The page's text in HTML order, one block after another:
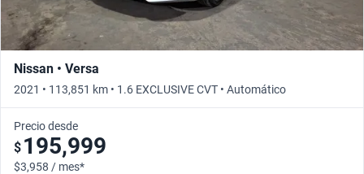
Nissan • Versa
2021 • 113,851 km • 1.6 EXCLUSIVE CVT • Automático
Precio desde
$ 195,999
$3,958 / mes*